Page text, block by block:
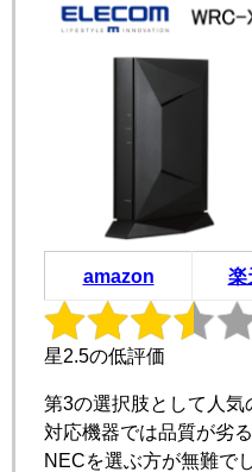
amazon 楽
星2.5の低評価
第3の選択肢として人
対応機器では品質が劣
NECを選ぶ方が無難で